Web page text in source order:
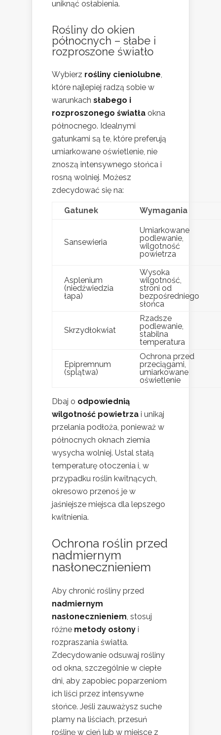
uniknąć osłabienia.
Rośliny do okien
północnych – słabe i
rozproszone światło
Wybierz rośliny cieniolubne,
które najlepiej radzą sobie w
warunkach słabego i
rozproszonego światła okna
północnego. Idealnymi
gatunkami są te, które preferują
umiarkowane oświetlenie, nie
znoszą intensywnego słońca i
rosną wolniej. Możesz
zdecydować się na:
Gatunek Wymagania
Sansewieria
Umiarkowane
podlewanie,
wilgotność
powietrza
Asplenium
(niedźwiedzia
łapa)
Wysoka
wilgotność,
stroni od
bezpośredniego
słońca
Skrzydłokwiat
Rzadsze
podlewanie,
stabilna
temperatura
Epipremnum
(splątwa)
Ochrona przed
przeciągami,
umiarkowane
oświetlenie
Dbaj o odpowiednią
wilgotność powietrza i unikaj
przelania podłoża, ponieważ w
północnych oknach ziemia
wysycha wolniej. Ustal stałą
temperaturę otoczenia i, w
przypadku roślin kwitnących,
okresowo przenoś je w
jaśniejsze miejsca dla lepszego
kwitnienia.
Ochrona roślin przed
nadmiernym
nasłonecznieniem
Aby chronić rośliny przed
nadmiernym
nasłonecznieniem, stosuj
różne metody osłony i
rozpraszania światła.
Zdecydowanie odsuwaj rośliny
od okna, szczególnie w ciepłe
dni, aby zapobiec poparzeniom
ich liści przez intensywne
słońce. Jeśli zauważysz suche
plamy na liściach, przesuń
roślinę w cień lub w miejsce z